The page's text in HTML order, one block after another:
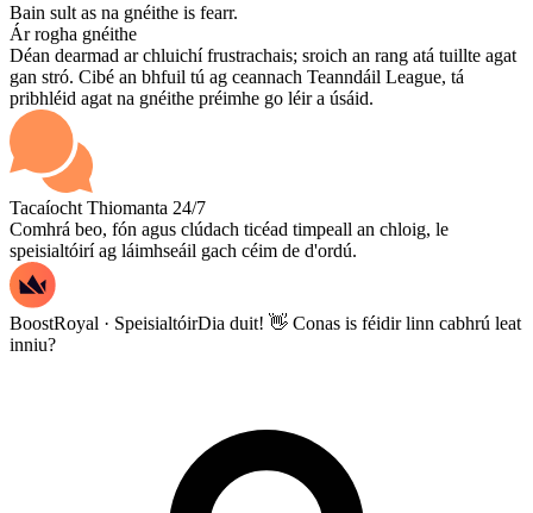
Bain sult as na gnéithe is fearr.
Ár rogha gnéithe
Déan dearmad ar chluichí frustrachais; sroich an rang atá tuillte agat
gan stró. Cibé an bhfuil tú ag ceannach Teanndáil League, tá
pribhléid agat na gnéithe préimhe go léir a úsáid.
Tacaíocht Thiomanta 24/7
Comhrá beo, fón agus clúdach ticéad timpeall an chloig, le
speisialtóirí ag láimhseáil gach céim de d'ordú.
BoostRoyal · SpeisialtóirDia duit! 👋 Conas is féidir linn cabhrú leat
inniu?